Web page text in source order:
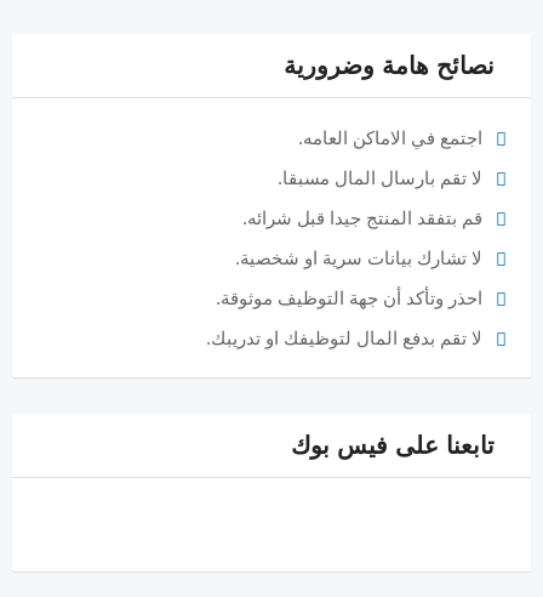
نصائح هامة وضرورية
اجتمع في الاماكن العامه.
لا تقم بارسال المال مسبقا.
قم بتفقد المنتج جيدا قبل شرائه.
لا تشارك بيانات سرية او شخصية.
احذر وتأكد أن جهة التوظيف موثوقة.
لا تقم بدفع المال لتوظيفك او تدريبك.
تابعنا على فيس بوك